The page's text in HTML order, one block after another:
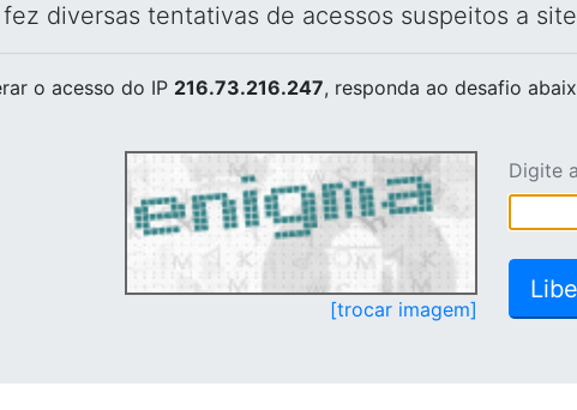
fez diversas tentativas de acessos suspeitos a
o acesso do IP 216.73.216.247, responda ao desafio
[trocar imagem]
Digite